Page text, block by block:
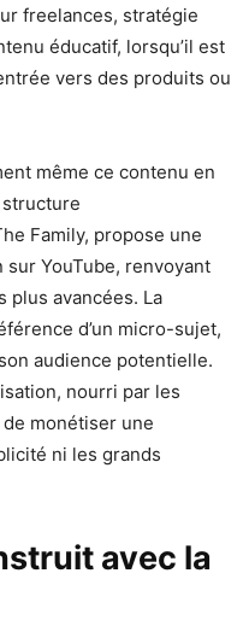
freelances, stratégie
éducatif, lorsqu’il est
vers des produits ou
même ce contenu en
structure
Family, propose une
YouTube, renvoyant
plus avancées. La
d’un micro-sujet,
audience potentielle.
nourri par les
monétiser une
ni les grands
avec la